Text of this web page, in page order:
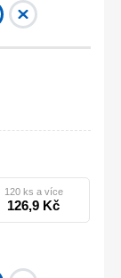
120 ks a více
126,9 Kč